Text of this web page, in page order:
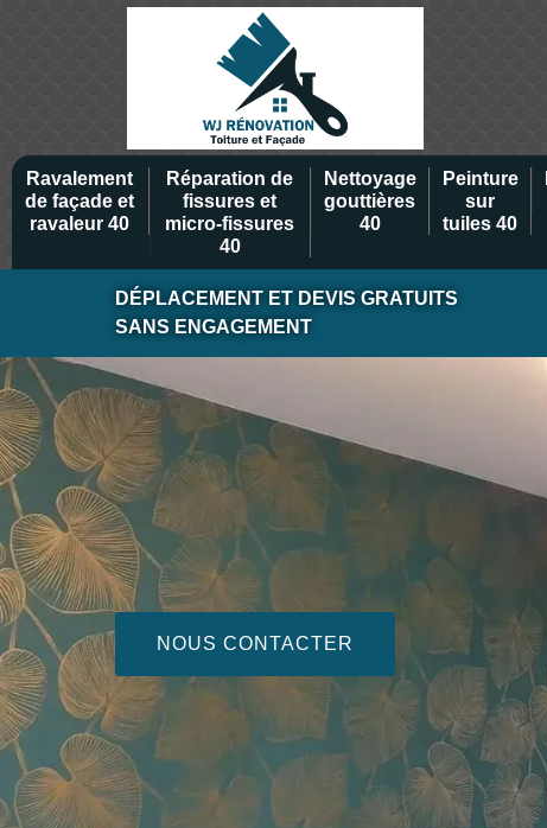
Ravalement
de façade et
ravaleur 40
Réparation de
fissures et
micro-fissures
40
Nettoyage
gouttières
40
Peinture
sur
tuiles 40
DÉPLACEMENT ET DEVIS GRATUITS
SANS ENGAGEMENT
NOUS CONTACTER